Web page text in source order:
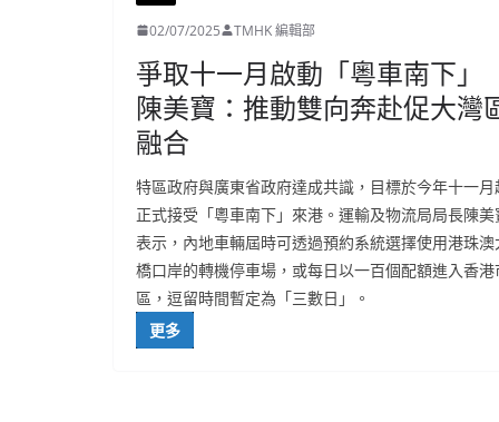
02/07/2025 TMHK 編輯部
爭取十一月啟動「粵車南下」
陳美寶：推動雙向奔赴促大灣
融合
特區政府與廣東省政府達成共識，目標於今年十一月
正式接受「粵車南下」來港。運輸及物流局局長陳美
表示，內地車輛屆時可透過預約系統選擇使用港珠澳
橋口岸的轉機停車場，或每日以一百個配額進入香港
區，逗留時間暫定為「三數日」。
更多